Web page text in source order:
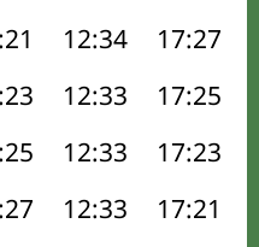
12:34 17:27
12:33 17:25
12:33 17:23
12:33 17:21